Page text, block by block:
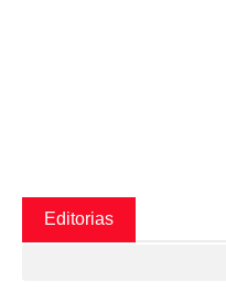
Editorias